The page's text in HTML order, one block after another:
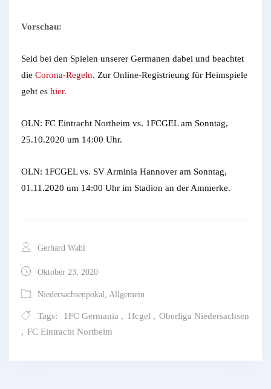
Vorschau:
Seid bei den Spielen unserer Germanen dabei und beachtet
die Corona-Regeln. Zur Online-Registrieung für Heimspiele
geht es hier.
OLN: FC Eintracht Northeim vs. 1FCGEL am Sonntag,
25.10.2020 um 14:00 Uhr.
OLN: 1FCGEL vs. SV Arminia Hannover am Sonntag,
01.11.2020 um 14:00 Uhr im Stadion an der Ammerke.
Gerhard Wahl
Oktober 23, 2020
Niedersachsenpokal Allgemein
Tags: 1FC Germania , 1fcgel , Oberliga Niedersachsen
, FC Eintracht Northeim